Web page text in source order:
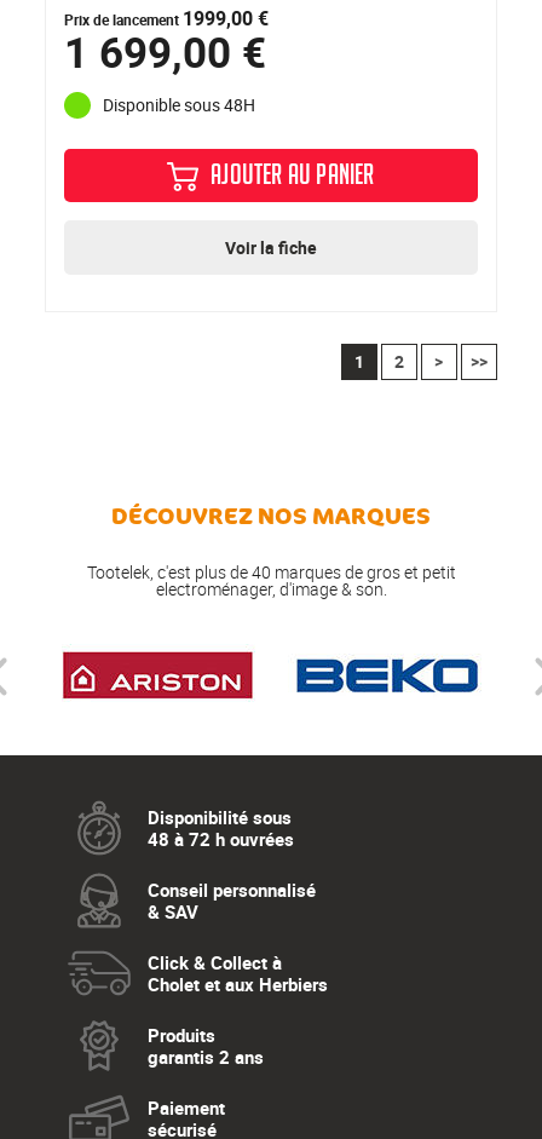
Prix de lancement 1999,00 €
1 699,00 €
Disponible sous 48H
AJOUTER AU PANIER
Voir la fiche
1 2 > >>
DÉCOUVREZ NOS MARQUES
Tootelek, c'est plus de 40 marques de gros et petit
electroménager, d'image & son.
Disponibilité sous
48 à 72 h ouvrées
Conseil personnalisé
& SAV
Click & Collect à
Cholet et aux Herbiers
Produits
garantis 2 ans
Paiement
sécurisé